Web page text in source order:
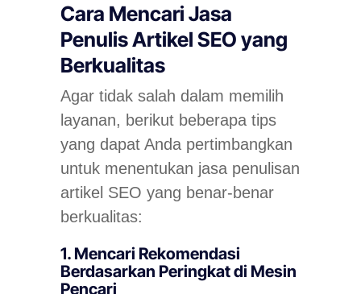
Cara Mencari Jasa
Penulis Artikel SEO yang
Berkualitas
Agar tidak salah dalam memilih
layanan, berikut beberapa tips
yang dapat Anda pertimbangkan
untuk menentukan jasa penulisan
artikel SEO yang benar-benar
berkualitas:
1. Mencari Rekomendasi
Berdasarkan Peringkat di Mesin
Pencari